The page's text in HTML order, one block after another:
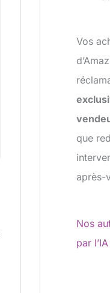
Vos
que
après-
Nos
par